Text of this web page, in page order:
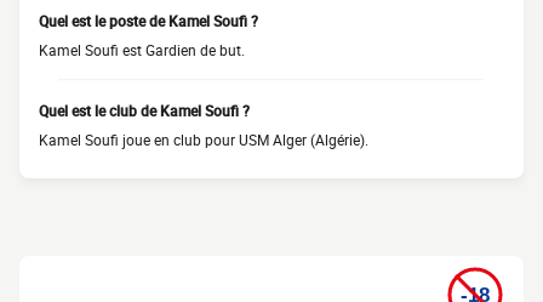
Quel est le poste de Kamel Soufi ?
Kamel Soufi est Gardien de but.
Quel est le club de Kamel Soufi ?
Kamel Soufi joue en club pour USM Alger (Algérie).